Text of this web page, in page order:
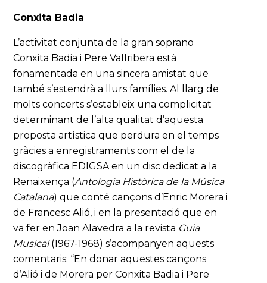
Conxita Badia
L’activitat conjunta de la gran soprano
Conxita Badia i Pere Vallribera està
fonamentada en una sincera amistat que
també s’estendrà a llurs famílies. Al llarg de
molts concerts s’estableix una complicitat
determinant de l’alta qualitat d’aquesta
proposta artística que perdura en el temps
gràcies a enregistraments com el de la
discogràfica EDIGSA en un disc dedicat a la
Renaixença (Antologia Històrica de la Música
Catalana) que conté cançons d’Enric Morera i
de Francesc Alió, i en la presentació que en
va fer en Joan Alavedra a la revista Guia
Musical(1967-1968) s’acompanyen aquests
comentaris: “En donar aquestes cançons
d’Alió i de Morera per Conxita Badia i Pere